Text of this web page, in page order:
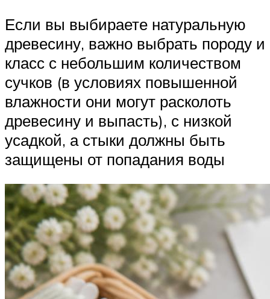
Если вы выбираете натуральную
древесину, важно выбрать породу и
класс с небольшим количеством
сучков (в условиях повышенной
влажности они могут расколоть
древесину и выпасть), с низкой
усадкой, а стыки должны быть
защищены от попадания воды